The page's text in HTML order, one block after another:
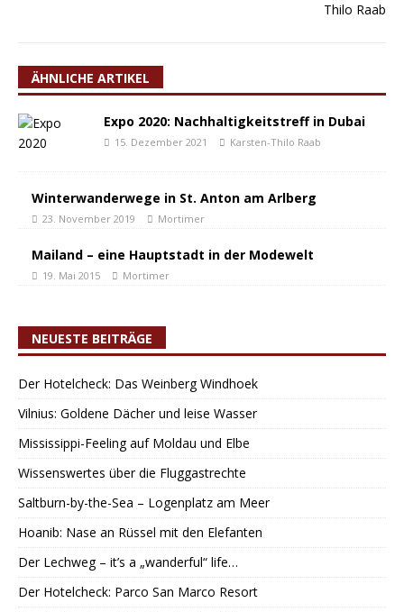
ÄHNLICHE ARTIKEL
Expo 2020: Nachhaltigkeitstreff in Dubai
15. Dezember 2021 Karsten-Thilo Raab
Winterwanderwege in St. Anton am Arlberg
23. November 2019 Mortimer
Mailand – eine Hauptstadt in der Modewelt
19. Mai 2015 Mortimer
NEUESTE BEITRÄGE
Der Hotelcheck: Das Weinberg Windhoek
Vilnius: Goldene Dächer und leise Wasser
Mississippi-Feeling auf Moldau und Elbe
Wissenswertes über die Fluggastrechte
Saltburn-by-the-Sea – Logenplatz am Meer
Hoanib: Nase an Rüssel mit den Elefanten
Der Lechweg – it’s a „wanderful“ life…
Der Hotelcheck: Parco San Marco Resort